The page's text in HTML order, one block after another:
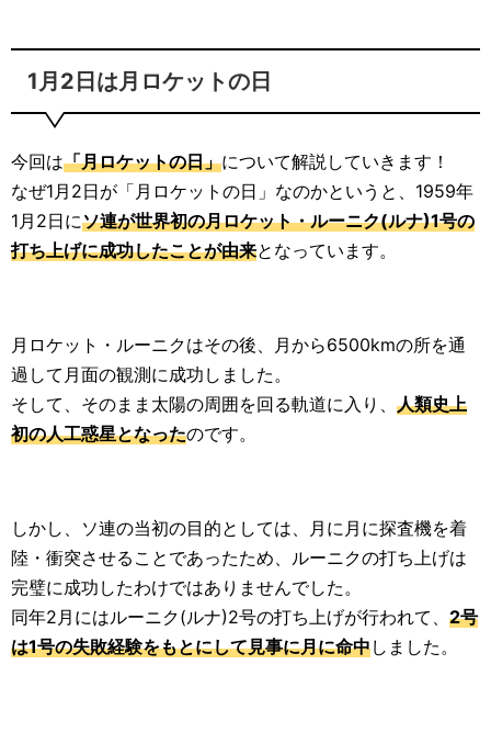
1月2日は月ロケットの日
今回は「月ロケットの日」について解説していきます！
なぜ1月2日が「月ロケットの日」なのかというと、1959年
1月2日にソ連が世界初の月ロケット・ルーニク(ルナ)1号の
打ち上げに成功したことが由来となっています。
月ロケット・ルーニクはその後、月から6500kmの所を通
過して月面の観測に成功しました。
そして、そのまま太陽の周囲を回る軌道に入り、 人類史上
初の人工惑星となったのです。
しかし、ソ連の当初の目的としては、月に月に探査機を着
陸・衝突させることであったため、ルーニクの打ち上げは
完璧に成功したわけではありませんでした。
同年2月にはルーニク(ルナ)2号の打ち上げが行われて、 2号
は1号の失敗経験をもとにして見事に月に命中しました。